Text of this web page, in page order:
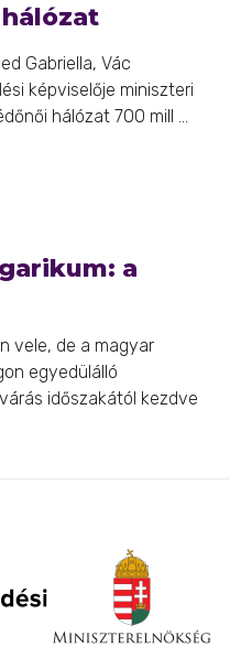
Gabriella, Vác
képviselője miniszteri
hálózat 700 mill ...
a
vele, de a magyar
egyedülálló
időszakától kezdve